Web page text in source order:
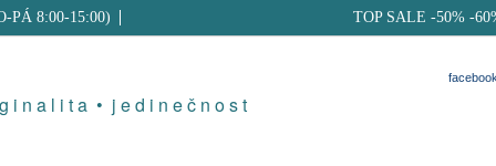
i n a l i t a • j e d i n e č n o s t
PÁ 8:00-15:00) TOP SALE -50% -